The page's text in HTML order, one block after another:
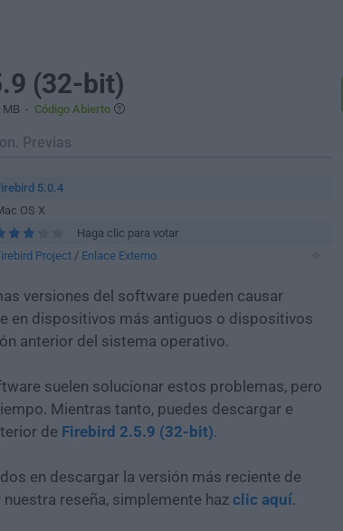
(32-bit)
MB - Código Abierto
Previas
5.0.4
OS X
Haga clic para votar
Project / Enlace Externo
versiones del software pueden causar
en dispositivos más antiguos o dispositivos
anterior del sistema operativo.
suelen solucionar estos problemas, pero
Mientras tanto, puedes descargar e
de Firebird 2.5.9 (32-bit).
en descargar la versión más reciente de
nuestra reseña, simplemente haz clic aquí.